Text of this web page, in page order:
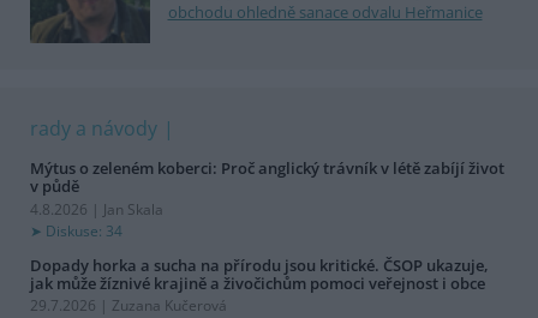
obchodu ohledně sanace odvalu Heřmanice
rady a návody
Mýtus o zeleném koberci: Proč anglický trávník v létě zabíjí život
v půdě
4.8.2026 | Jan Skala
Diskuse: 34
Dopady horka a sucha na přírodu jsou kritické. ČSOP ukazuje,
jak může žíznivé krajině a živočichům pomoci veřejnost i obce
29.7.2026 | Zuzana Kučerová